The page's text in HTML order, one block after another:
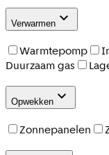
Verwarmen
Warmtepomp
Duurzaam gas
Opwekken
Zonnepanelen